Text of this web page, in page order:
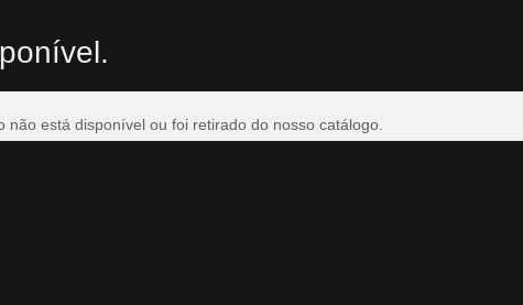
não está disponível ou foi retirado do nosso catálogo.